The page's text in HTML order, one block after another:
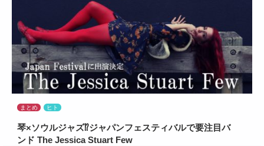
まとめ ヒト
琴×ソウルジャズ⁉ジャパンフェスティバルで要注目バ
ンド The Jessica Stuart Few